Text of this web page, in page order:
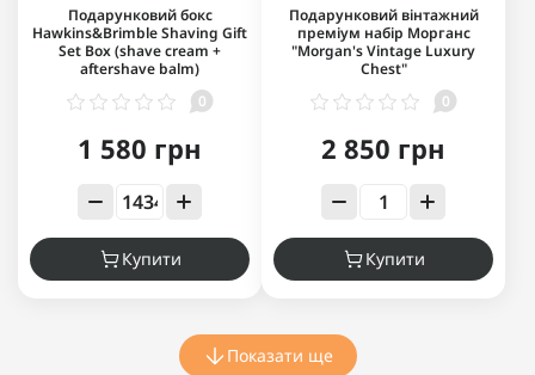
Подарунковий бокс
Hawkins&Brimble Shaving Gift
Set Box (shave cream +
aftershave balm)
0
1 580 грн
Купити
Подарунковий вінтажний
преміум набір Морганс
"Morgan's Vintage Luxury
Chest"
0
2 850 грн
Купити
Показати ще